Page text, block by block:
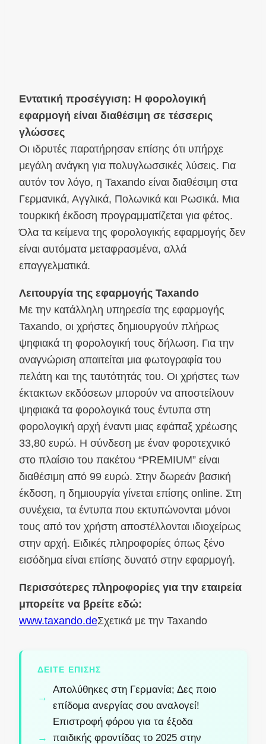
Εντατική προσέγγιση: Η φορολογική
εφαρμογή είναι διαθέσιμη σε τέσσερις
γλώσσες
Οι ιδρυτές παρατήρησαν επίσης ότι υπήρχε
μεγάλη ανάγκη για πολυγλωσσικές λύσεις. Για
αυτόν τον λόγο, η Taxando είναι διαθέσιμη στα
Γερμανικά, Αγγλικά, Πολωνικά και Ρωσικά. Μια
τουρκική έκδοση προγραμματίζεται για φέτος.
Όλα τα κείμενα της φορολογικής εφαρμογής δεν
είναι αυτόματα μεταφρασμένα, αλλά
επαγγελματικά.
Λειτουργία της εφαρμογής Taxando
Με την κατάλληλη υπηρεσία της εφαρμογής
Taxando, οι χρήστες δημιουργούν πλήρως
ψηφιακά τη φορολογική τους δήλωση. Για την
αναγνώριση απαιτείται μια φωτογραφία του
πελάτη και της ταυτότητάς του. Οι χρήστες των
έκτακτων εκδόσεων μπορούν να αποστείλουν
ψηφιακά τα φορολογικά τους έντυπα στη
φορολογική αρχή έναντι μιας εφάπαξ χρέωσης
33,80 ευρώ. Η σύνδεση με έναν φοροτεχνικό
στο πλαίσιο του πακέτου “PREMIUM” είναι
διαθέσιμη από 99 ευρώ. Στην δωρεάν βασική
έκδοση, η δημιουργία γίνεται επίσης online. Στη
συνέχεια, τα έντυπα που εκτυπώνονται μόνοι
τους από τον χρήστη αποστέλλονται ιδιοχείρως
στην αρχή. Ειδικές πληροφορίες όπως ξένο
εισόδημα είναι επίσης δυνατό στην εφαρμογή.
Περισσότερες πληροφορίες για την εταιρεία
μπορείτε να βρείτε εδώ:
www.taxando.deΣχετικά με την Taxando
ΔΕΊΤΕ ΕΠΊΣΗΣ
Απολύθηκες στη Γερμανία; Δες ποιο
επίδομα ανεργίας σου αναλογεί!
Επιστροφή φόρου για τα έξοδα
παιδικής φροντίδας το 2025 στην